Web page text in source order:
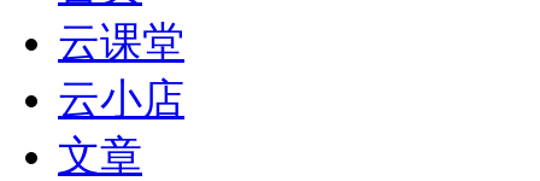
云课堂
云小店
文章